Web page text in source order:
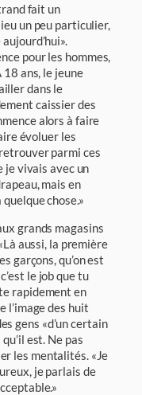
fait un
un peu particulier,
pour les hommes,
18 ans, le jeune
dans le
caissier des
alors à faire
évoluer les
parmi ces
je vivais avec un
mais en
chose.»
grands magasins
aussi, la première
garçons, qu’on est
le job que tu
rapidement en
l’image des huit
gens «d’un certain
est. Ne pas
les mentalités. «Je
je parlais de